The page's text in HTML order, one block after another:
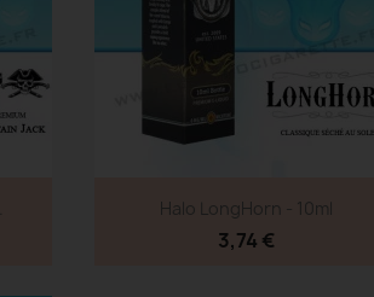
Aperçu rapide
Halo LongHorn - 10ml
3,74 €